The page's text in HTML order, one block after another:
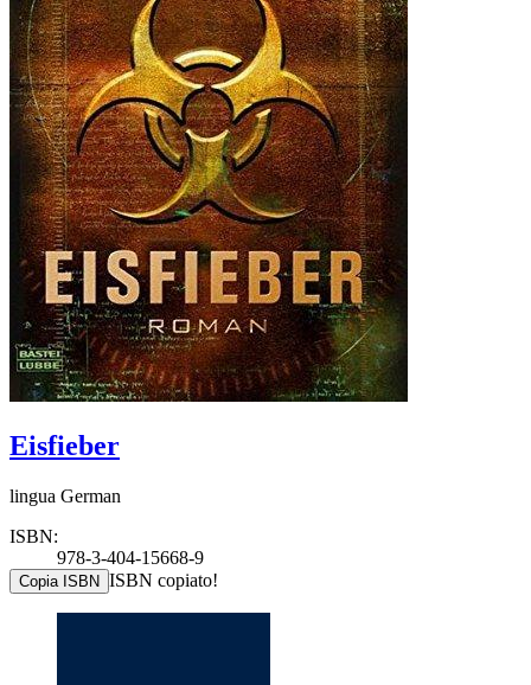
Eisfieber
lingua German
ISBN:
978-3-404-15668-9
Copia ISBN ISBN copiato!